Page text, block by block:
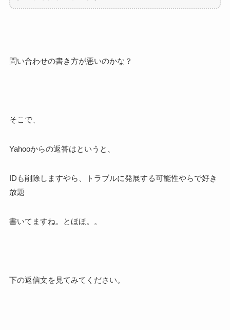
問い合わせの書き方が悪いのかな？
そこで、
Yahooからの返答はというと、
IDも削除しますやら、トラブルに発展する可能性やらで好き
放題
書いてますね。とほほ。。
下の返信文を見てみてください。